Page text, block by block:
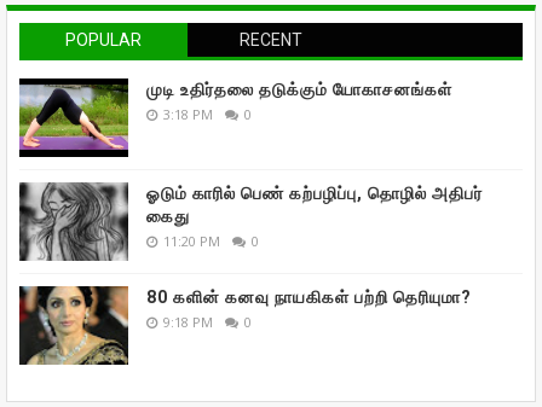
POPULAR RECENT
முடி உதிர்தலை தடுக்கும் யோகாசனங்கள்
3:18 PM 0
ஓடும் காரில் பெண் கற்பழிப்பு, தொழில் அதிபர்
கைது
11:20 PM 0
80 களின் கனவு நாயகிகள் பற்றி தெரியுமா?
9:18 PM 0